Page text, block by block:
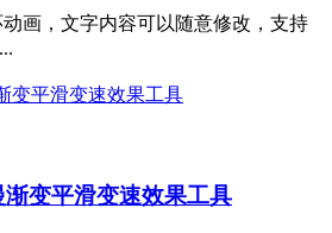
画，文字内容可以随意修改，支持
变平滑变速效果工具